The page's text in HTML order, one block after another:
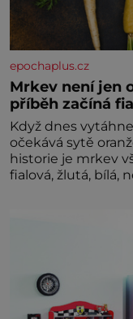
epochaplus.cz
Mrkev není jen
příběh začíná
Když dnes
očekává sytě
historie je mrkev
fialová, žlutá, bílá,
nedokážeme